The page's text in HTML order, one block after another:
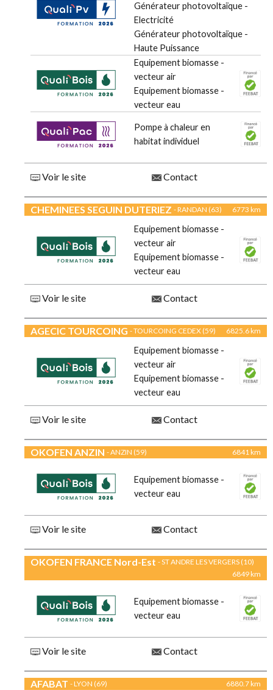
Générateur photovoltaïque -
Electricité
Générateur photovoltaïque -
Haute Puissance
Equipement biomasse -
vecteur air
Equipement biomasse -
vecteur eau
Pompe à chaleur en
habitat individuel
Voir le site Contact
CHEMINEES SEGUIN DUTERIEZ - RANDAN (63) 6773 km
Equipement biomasse -
vecteur air
Equipement biomasse -
vecteur eau
Voir le site Contact
AGECIC TOURCOING - TOURCOING CEDEX (59) 6825.6 km
Equipement biomasse -
vecteur air
Equipement biomasse -
vecteur eau
Voir le site Contact
OKOFEN ANZIN - ANZIN (59) 6841 km
Equipement biomasse -
vecteur eau
Voir le site Contact
OKOFEN FRANCE Nord-Est - ST ANDRE LES VERGERS (10)
6849 km
Equipement biomasse -
vecteur eau
Voir le site Contact
AFABAT - LYON (69) 6880.7 km